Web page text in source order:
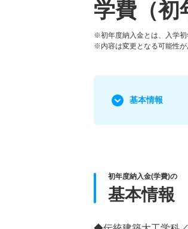
学費（初
※初年度納入金とは、入学初
※内容は変更となる可能性が
基本情報
初年度納入金(学費)の
基本情報